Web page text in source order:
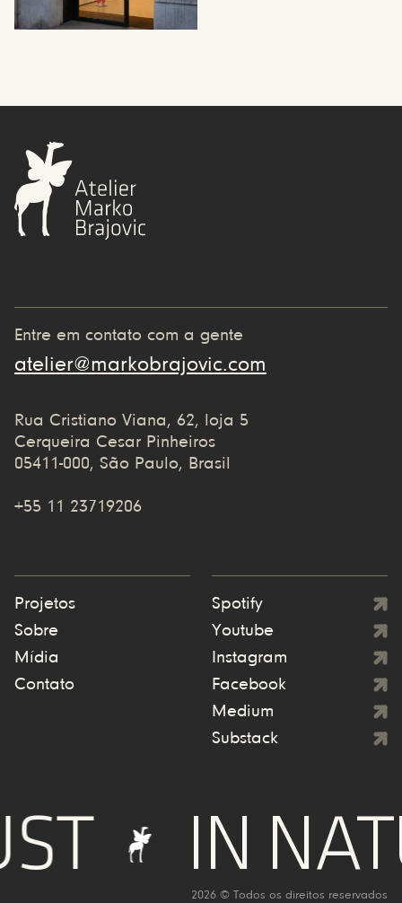
Entre em contato com a gente
atelier@markobrajovic.com
Rua Cristiano Viana, 62, loja 5
Cerqueira Cesar Pinheiros
05411-000, São Paulo, Brasil
+55 11 23719206
Projetos
Sobre
Mídia
Contato
Spotify
Youtube
Instagram
Facebook
Medium
Substack
IN
2026 © Todos os direitos reservados